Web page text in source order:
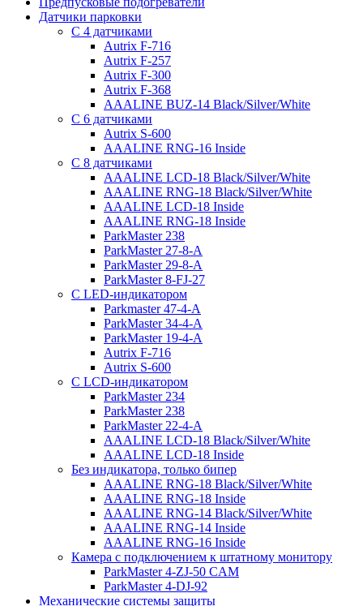
Датчики парковки
С 4 датчиками
Autrix F-716
Autrix F-257
Autrix F-300
Autrix F-368
AAALINE BUZ-14 Black/Silver/White
С 6 датчиками
Autrix S-600
AAALINE RNG-16 Inside
С 8 датчиками
AAALINE LCD-18 Black/Silver/White
AAALINE RNG-18 Black/Silver/White
AAALINE LCD-18 Inside
AAALINE RNG-18 Inside
ParkMaster 238
ParkMaster 27-8-A
ParkMaster 29-8-A
ParkMaster 8-FJ-27
С LED-индикатором
Parkmaster 47-4-A
ParkMaster 34-4-A
ParkMaster 19-4-A
Autrix F-716
Autrix S-600
С LCD-индикатором
ParkMaster 234
ParkMaster 238
ParkMaster 22-4-A
AAALINE LCD-18 Black/Silver/White
AAALINE LCD-18 Inside
Без индикатора, только бипер
AAALINE RNG-18 Black/Silver/White
AAALINE RNG-18 Inside
AAALINE RNG-14 Black/Silver/White
AAALINE RNG-14 Inside
AAALINE RNG-16 Inside
Камера с подключением к штатному монитору
ParkMaster 4-ZJ-50 CAM
ParkMaster 4-DJ-92
Механические системы защиты